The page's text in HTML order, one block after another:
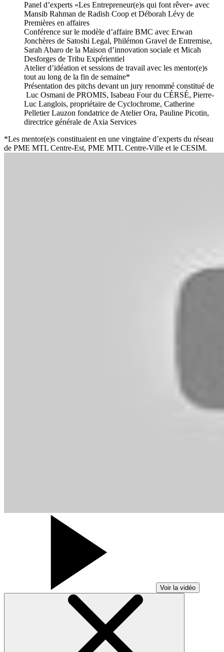
Panel d’experts «Les Entrepreneur(e)s qui font rêver» avec
Mansib Rahman de Radish Coop et Déborah Lévy de
Premières en affaires
Conférence sur le modèle d’affaire BMC avec Erwan
Jonchères de Satoshi Legal, Philémon Gravel de Entremise,
Sarah Abaro de la Maison d’innovation sociale et Micah
Desforges de Tribu Expérientiel
Atelier d’idéation et sessions de travail avec les mentor(e)s
tout au long de la fin de semaine*
Présentation des pitchs devant un jury renommé constitué de
Luc Osmani de PROMIS, Isabeau Four du CÉRSÉ, Pierre-
Luc Langlois, propriétaire de Cyclochrome, Catherine
Pelletier Lauzon fondatrice de Atelier Ora, Pauline Picotin,
directrice générale de Axia Services
*Les mentor(e)s constituaient en une vingtaine d’experts du réseau
de PME MTL Centre-Est, PME MTL Centre-Ville et le CESIM.
Voir la vidéo